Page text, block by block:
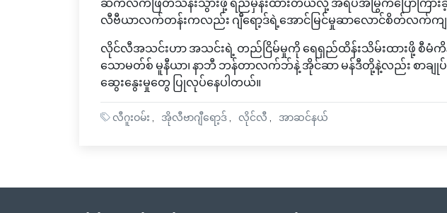
လီဗီယာလက်တန်းကလည်း ဂျီရော့ဒ်ရဲ့အောင်မြင်မှုဆာလောင်စိတ်လက်ကျန်
လိုင်လီအသင်းဟာ အသင်းရဲ့ တည်ငြိမ်မှုကို ရေရှည်ထိန်းသိမ်းထားဖို့ စီမံ
သောမတ်စ် မူနီယာ၊ နာဘီ ဘန်တာလက်ဘ်နဲ့ အိုင်ဆာ မန်ဒီတို့နဲ့လည်း စာခ
ဆွေးနွေးမှုတွေ ပြုလုပ်နေပါတယ်။
လီဂူးဝမ်း အိုလီဗာဂျီရော့ဒ် လိုင်လီ အာဆင်နယ်